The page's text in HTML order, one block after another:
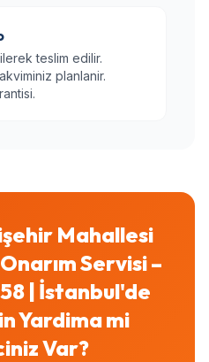
teslim edilir.
planlanir.
Mahallesi
Servisi –
| İstanbul'de
Yardima mi
Var?